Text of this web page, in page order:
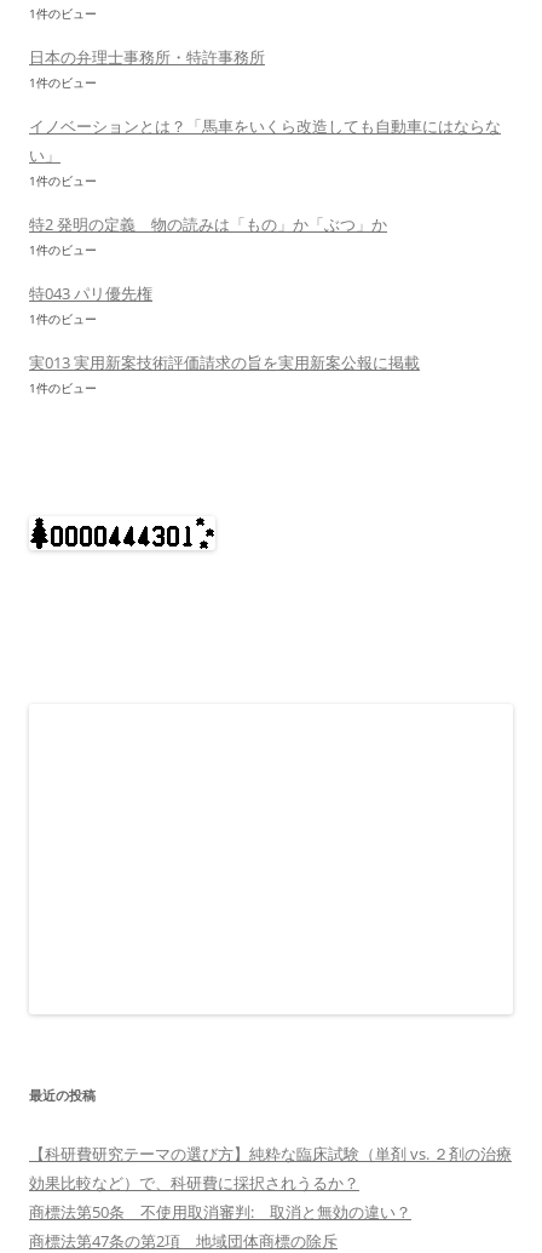
1件のビュー
日本の弁理士事務所・特許事務所
1件のビュー
イノベーションとは？「馬車をいくら改造しても自動車にはならな
い」
1件のビュー
特2 発明の定義 物の読みは「もの」か「ぶつ」か
1件のビュー
特043 パリ優先権
1件のビュー
実013 実用新案技術評価請求の旨を実用新案公報に掲載
1件のビュー
最近の投稿
【科研費研究テーマの選び方】純粋な臨床試験（単剤 vs. ２剤の治療
効果比較など）で、科研費に採択されうるか？
商標法第50条 不使用取消審判: 取消と無効の違い？
商標法第47条の第2項 地域団体商標の除斥